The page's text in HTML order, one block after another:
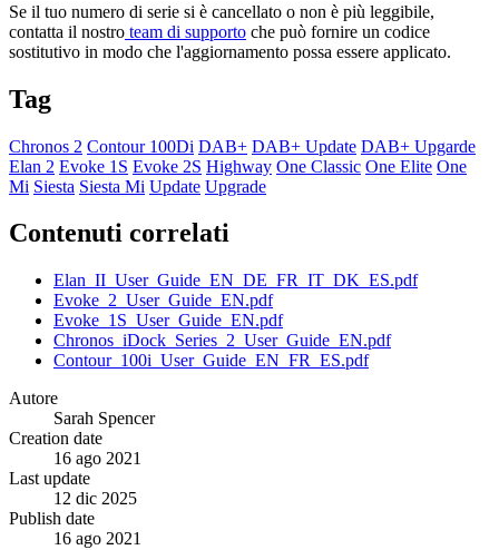
Se il tuo numero di serie si è cancellato o non è più leggibile,
contatta il nostro team di supporto che può fornire un codice
sostitutivo in modo che l'aggiornamento possa essere applicato.
Tag
Chronos 2 Contour 100Di DAB+ DAB+ Update DAB+ Upgarde
Elan 2 Evoke 1S Evoke 2S Highway One Classic One Elite One
Mi Siesta Siesta Mi Update Upgrade
Contenuti correlati
Elan_II_User_Guide_EN_DE_FR_IT_DK_ES.pdf
Evoke_2_User_Guide_EN.pdf
Evoke_1S_User_Guide_EN.pdf
Chronos_iDock_Series_2_User_Guide_EN.pdf
Contour_100i_User_Guide_EN_FR_ES.pdf
Autore
Sarah Spencer
Creation date
16 ago 2021
Last update
12 dic 2025
Publish date
16 ago 2021